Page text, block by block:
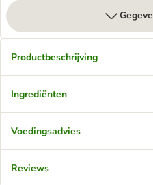
Productbeschrijving
Ingrediënten
Voedingsadvies
Reviews